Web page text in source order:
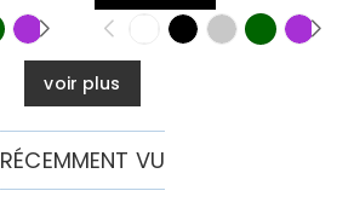
voir plus
RÉCEMMENT VU